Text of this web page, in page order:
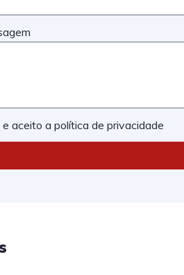
e aceito a política de privacidade